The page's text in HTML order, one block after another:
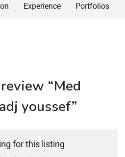
Experience Portfolios
“Med
youssef”
for this listing